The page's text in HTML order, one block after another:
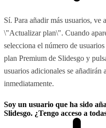
Sí. Para añadir más usuarios,
\"Actualizar plan\". Cuando
selecciona el número de
plan Premium de Slidesgo y
usuarios adicionales se añadirán
inmediatamente.
Soy un usuario que ha sido
Slidesgo. ¿Tengo acceso a